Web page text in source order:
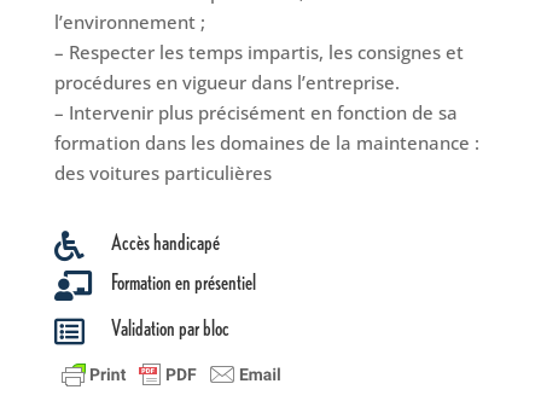
l’environnement ;
– Respecter les temps impartis, les consignes et
procédures en vigueur dans l’entreprise.
– Intervenir plus précisément en fonction de sa
formation dans les domaines de la maintenance :
des voitures particulières
 Accès handicapé
 Formation en présentiel
 Validation par bloc